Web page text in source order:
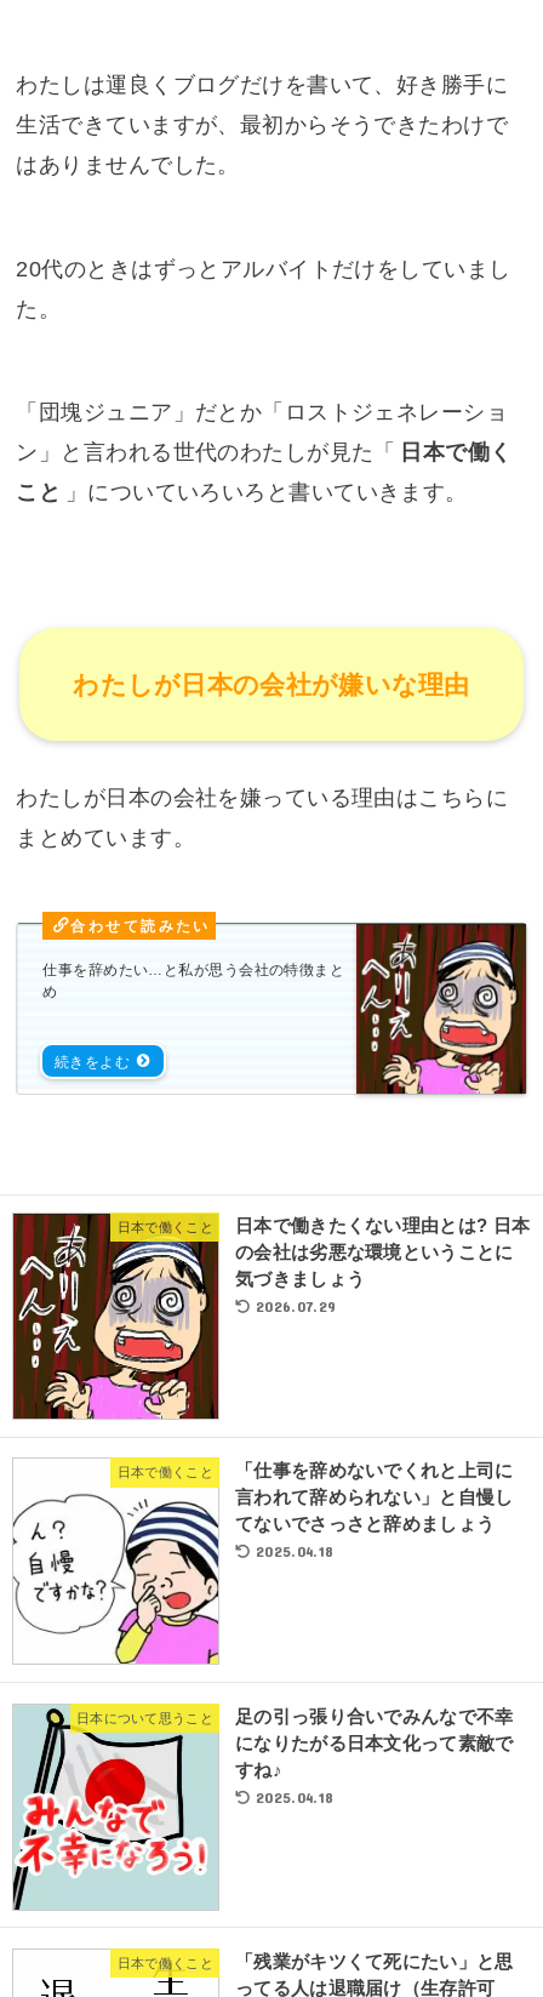
わたしは運良くブログだけを書いて、好き勝手に
生活できていますが、最初からそうできたわけで
はありませんでした。
20代のときはずっとアルバイトだけをしていまし
た。
「団塊ジュニア」だとか「ロストジェネレーショ
ン」と言われる世代のわたしが見た「
日本で働く
こと
」についていろいろと書いていきます。
わたしが日本の会社が嫌いな理由
わたしが日本の会社を嫌っている理由はこちらに
まとめています。
仕事を辞めたい…と私が思う会社の特徴まと
め
日本で働くこと
日本で働きたくない理由とは? 日本
の会社は劣悪な環境ということに
気づきましょう
2026.07.29
日本で働くこと
「仕事を辞めないでくれと上司に
言われて辞められない」と自慢し
てないでさっさと辞めましょう
2025.04.18
日本について思うこと
足の引っ張り合いでみんなで不幸
になりたがる日本文化って素敵で
すね♪
2025.04.18
日本で働くこと
「残業がキツくて死にたい」と思
ってる人は退職届け（生存許可